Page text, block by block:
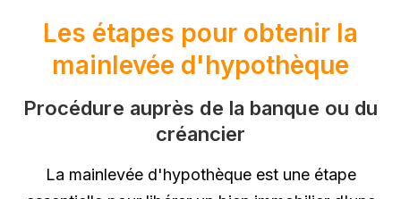
Les étapes pour obtenir la
mainlevée d'hypothèque
Procédure auprès de la banque ou du
créancier
La mainlevée d'hypothèque est une étape